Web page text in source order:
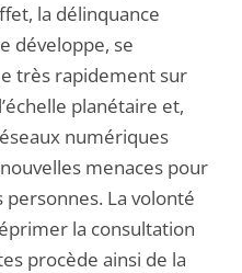
la délinquance
développe, se
très rapidement sur
planétaire et,
numériques
menaces pour
La volonté
la consultation
procède ainsi de la